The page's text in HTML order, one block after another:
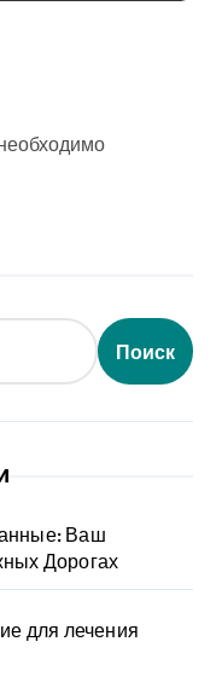
Поиск
Ваш
Дорогах
для лечения